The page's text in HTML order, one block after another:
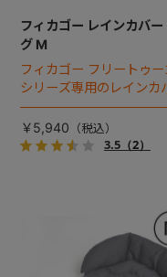
フィカゴー レインカバー
グ M
フィカゴー フリートゥー
シリーズ専用のレインカ
ー。雨の日のお出かけも
心。
￥5,940
3.5（2）